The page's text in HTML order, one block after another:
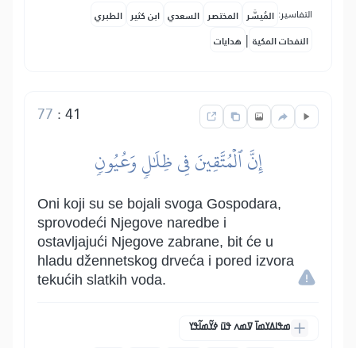
التفاسير: المُيسَّر المختصر السعدي ابن كثير الطبري
النفحات المكية | هدايات
41
:
77
إِنَّ ٱلۡمُتَّقِينَ فِي ظِلَٰلٖ وَعُيُونٖ
Oni koji su se bojali svoga Gospodara,
sprovodeći Njegove naredbe i
ostavljajući Njegove zabrane, bit će u
hladu džennetskog drveća i pored izvora
tekućih slatkih voda.
ߘߟߊߡߌߘߊ߫ ߜߘߍ ߟߎ߫ ߦߌ߬ߘߊ߬ߟߌ